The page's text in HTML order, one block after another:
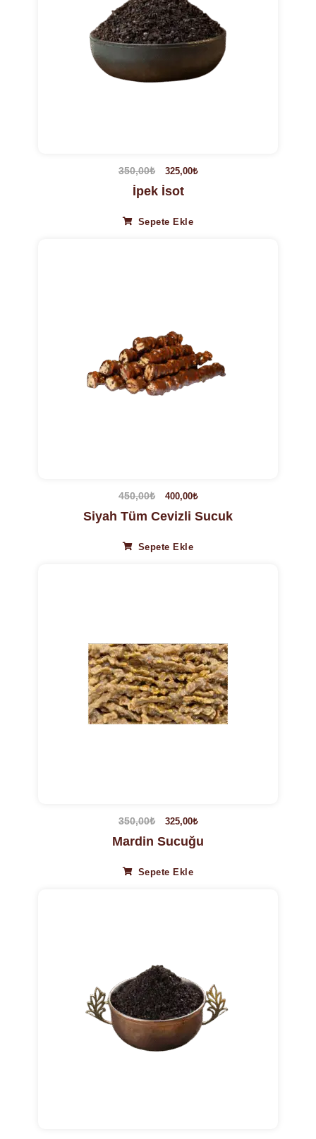
350,00₺ 325,00₺
İpek İsot
Sepete Ekle
450,00₺ 400,00₺
Siyah Tüm Cevizli Sucuk
Sepete Ekle
350,00₺ 325,00₺
Mardin Sucuğu
Sepete Ekle